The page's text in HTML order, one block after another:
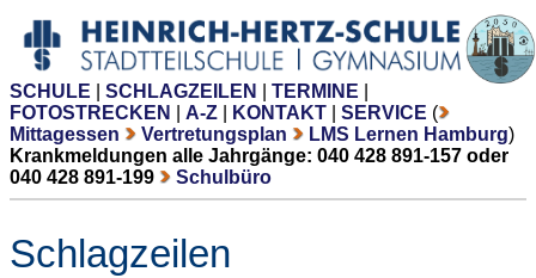
SCHULE SCHLAGZEILEN TERMINE
FOTOSTRECKEN
A-Z KONTAKT SERVICE (
Mittagessen
Vertretungsplan LMS Lernen Hamburg)
Krankmeldungen alle Jahrgänge: 040 428 891-157 oder
040 428 891-199
Schulbüro
Schlagzeilen